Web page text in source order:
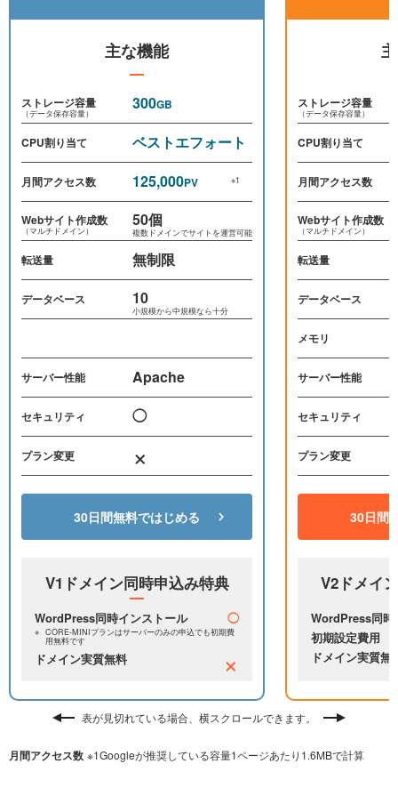
主な機能
ストレージ容量
（データ保存容量） 300GB
CPU割り当て ベストエフォート
月間アクセス数 125,000PV ※1
Webサイト作成数
（マルチドメイン）
50個
複数ドメインでサイトを運営可能
転送量 無制限
データベース 10
小規模から中規模なら十分
サーバー性能 Apache
セキュリティ ◯
プラン変更 ×
30日間無料ではじめる
V1ドメイン同時申込み特典
WordPress同時インストール ◯
CORE-MINIプランはサーバーのみの申込でも初期費
用無料です
ドメイン実質無料 ×
ストレージ容量
（データ保存容量）
CPU割り当て
月間アクセス数
Webサイト作成数
（マルチドメイン）
転送量
データベース
メモリ
サーバー性能
セキュリティ
プラン変更
30日間
V2ドメイ
WordPress同時
初期設定費用
ドメイン実質無
表が見切れている場合、横スクロールできます。
月間アクセス数 ※1Googleが推奨している容量1ページあたり1.6MBで計算